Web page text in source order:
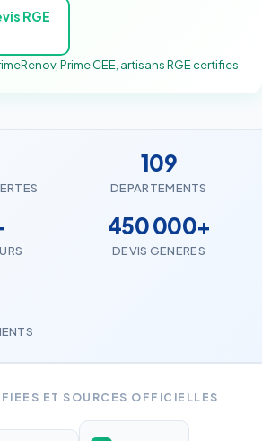
RGE
Prime CEE, artisans RGE certifies
109
DEPARTEMENTS
450 000+
DEVIS GENERES
ET SOURCES OFFICIELLES